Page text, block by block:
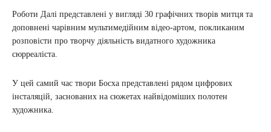
Роботи Далі представлені у вигляді 30 графічних творів митця та
доповнені чарівним мультимедійним відео-артом, покликаним
розповісти про творчу діяльність видатного художника
сюрреаліста.
У цей самий час твори Босха представлені рядом цифрових
інсталяцій, заснованих на сюжетах найвідоміших полотен
художника.